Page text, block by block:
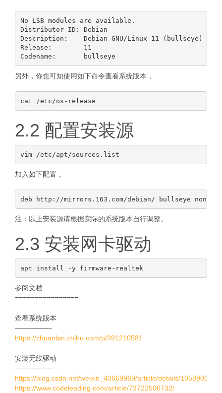
No LSB modules are available.
Distributor ID: Debian
Description:    Debian GNU/Linux 11 (bullseye)
Release:        11
另外，你也可知使用如下命令查看系统版本，
2.2 配置安装源
加入如下配置，
注：以上安装源请根据实际的系统版本自行调整。
2.3 安装网卡驱动
参阅文档
================
查看系统版本
—————-
https://zhuanlan.zhihu.com/p/391210581
安装无线驱动
—————–
https://blog.csdn.net/weixin_43669969/article/details/105890340
https://www.codeleading.com/article/73722506732/